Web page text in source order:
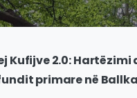
Kufijve 2.0:
primare në